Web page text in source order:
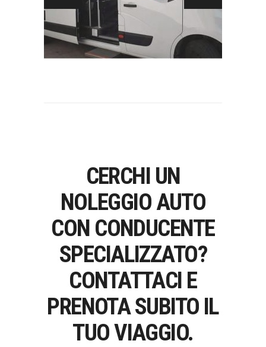
CERCHI UN
NOLEGGIO AUTO
CON CONDUCENTE
SPECIALIZZATO?
CONTATTACI E
PRENOTA SUBITO IL
TUO VIAGGIO.